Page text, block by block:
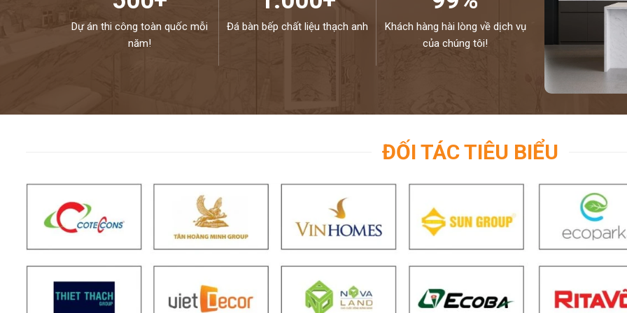
Dự án thi công toàn quốc mỗi
năm!
Đá bàn bếp chất liệu thạch anh
Khách hàng hài lòng về dịch vụ
của chúng tôi!
ĐỐI TÁC TIÊU BIỂU